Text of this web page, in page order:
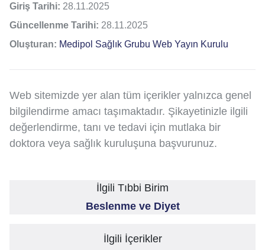
Giriş Tarihi: 28.11.2025
Güncellenme Tarihi: 28.11.2025
Oluşturan: Medipol Sağlık Grubu Web Yayın Kurulu
Web sitemizde yer alan tüm içerikler yalnızca genel
bilgilendirme amacı taşımaktadır. Şikayetinizle ilgili
değerlendirme, tanı ve tedavi için mutlaka bir
doktora veya sağlık kuruluşuna başvurunuz.
İlgili Tıbbi Birim
Beslenme ve Diyet
İlgili İçerikler